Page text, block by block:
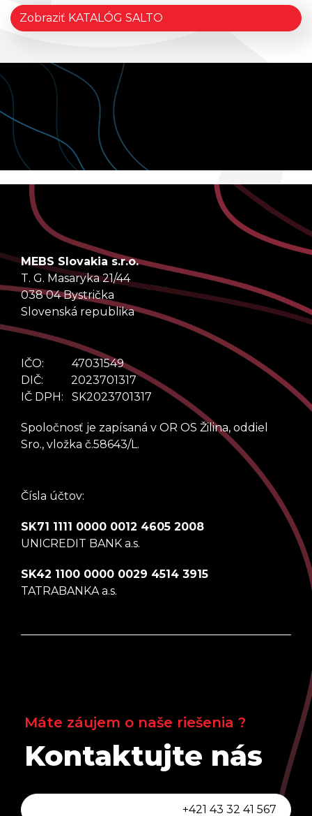
Zobraziť KATALÓG SALTO
MEBS Slovakia s.r.o.
T. G. Masaryka 21/44
038 04 Bystrička
Slovenská republika
IČO: 47031549
DIČ: 2023701317
IČ DPH: SK2023701317
Spoločnosť je zapísaná v OR OS Žilina, oddiel
Sro., vložka č.58643/L.
Čísla účtov:
SK71 1111 0000 0012 4605 2008
UNICREDIT BANK a.s.
SK42 1100 0000 0029 4514 3915
TATRABANKA a.s.
Máte záujem o naše riešenia ?
Kontaktujte nás
+421 43 32 41 567